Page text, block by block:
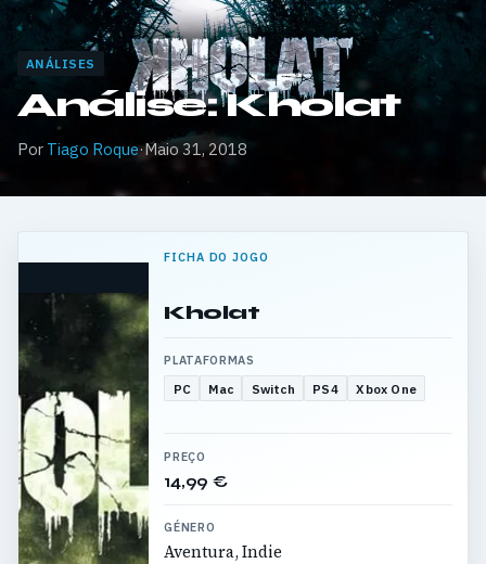
ANÁLISES
Análise: Kholat
Por Tiago Roque·Maio 31, 2018
FICHA DO JOGO
Kholat
PLATAFORMAS
PC Mac Switch PS4 Xbox One
PREÇO
14,99 €
GÉNERO
Aventura, Indie